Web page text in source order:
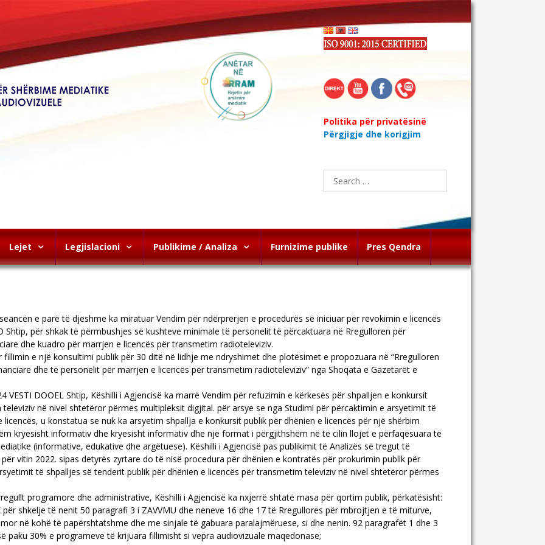
Politika për privatësinë
Përgjigje dhe korigjim
Search
for:
Lejet Legjislacioni Publikime / Analiza Furnizime publike Pres Qendra
e parë të djeshme ka miratuar Vendim për ndërprerjen e procedurës së iniciuar për revokimin e licencës
Shtip, për shkak të përmbushjes së kushteve minimale të personelit të përcaktuara në Rregulloren për
dhe kuadro për marrjen e licencës për transmetim radioteleviziv.
e një konsultimi publik për 30 ditë në lidhje me ndryshimet dhe plotësimet e propozuara në “Rregulloren
dhe të personelit për marrjen e licencës për transmetim radioteleviziv” nga Shoqata e Gazetarët e
VESTI DOOEL Shtip, Këshilli i Agjencisë ka marrë Vendim për refuzimin e kërkesës për shpalljen e konkursit
në nivel shtetëror përmes multipleksit digjital. për arsye se nga Studimi për përcaktimin e arsyetimit të
u konstatua se nuk ka arsyetim shpallja e konkursit publik për dhënien e licencës për një shërbim
kryesisht informativ dhe kryesisht informativ dhe një format i përgjithshëm në të cilin llojet e përfaqësuara të
(informative, edukative dhe argëtuese). Këshilli i Agjencisë pas publikimit të Analizës së tregut të
vitin 2022. sipas detyrës zyrtare do të nisë procedura për dhënien e kontratës për prokurimin publik për
të shpalljes së tenderit publik për dhënien e licencës për transmetim televiziv në nivel shtetëror përmes
programore dhe administrative, Këshilli i Agjencisë ka nxjerrë shtatë masa për qortim publik, përkatësisht:
për shkelje të nenit 50 paragrafi 3 i ZAVVMU dhe neneve 16 dhe 17 të Rregullores për mbrojtjen e të miturve,
në kohë të papërshtatshme dhe me sinjale të gabuara paralajmëruese, si dhe nenin. 92 paragrafët 1 dhe 3
paku 30% e programeve të krijuara fillimisht si vepra audiovizuale maqedonase;